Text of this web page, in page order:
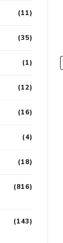
(11)
(35)
(1)
(12)
(16)
(4)
(18)
(816)
(143)